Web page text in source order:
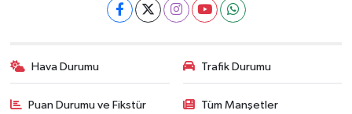
Hava Durumu Trafik Durumu
Puan Durumu ve Fikstür Tüm Manşetler